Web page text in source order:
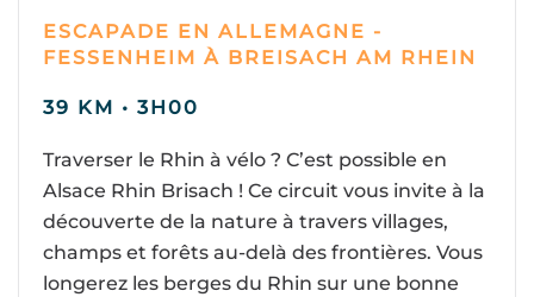
ESCAPADE EN ALLEMAGNE -
FESSENHEIM À BREISACH AM RHEIN
39 KM • 3H00
Traverser le Rhin à vélo ? C’est possible en
Alsace Rhin Brisach ! Ce circuit vous invite à la
découverte de la nature à travers villages,
champs et forêts au-delà des frontières. Vous
longerez les berges du Rhin sur une bonne